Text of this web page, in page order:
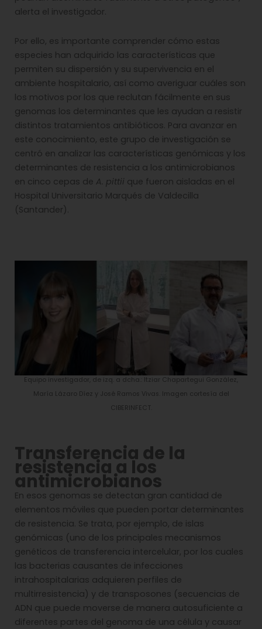
alerta el investigador.
Por ello, es importante comprender cómo estas
especies han adquirido las características que
permiten su dispersión y su supervivencia en el
ambiente hospitalario, así como averiguar cuáles son
los motivos por los que reclutan fácilmente en sus
genomas los determinantes que les ayudan a resistir
distintos tratamientos antibióticos. Para avanzar en
este conocimiento, este grupo de investigación se
centró en analizar las características genómicas y los
determinantes de resistencia a los antimicrobianos
en cinco cepas de A. pittii que fueron aisladas en el
Hospital Universitario Marqués de Valdecilla
(Santander).
Equipo investigador, de izq. a dcha.: Itziar Chapartegui González,
María Lázaro Díez y José Ramos Vivas. Imagen cortesía del
CIBERINFECT.
Transferencia de la
resistencia a los
antimicrobianos
En esos genomas se detectan gran cantidad de
elementos móviles que pueden portar determinantes
de resistencia. Se trata, por ejemplo, de islas
genómicas (uno de los principales mecanismos
genéticos de transferencia intercelular, por los cuales
las bacterias causantes de infecciones
intrahospitalarias adquieren perfiles de
multirresistencia) y de transposones (secuencias de
ADN que puede moverse de manera autosuficiente a
diferentes partes del genoma de una célula y causar